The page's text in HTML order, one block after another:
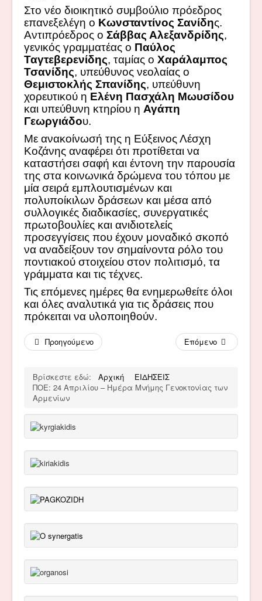
Στο νέο διοικητικό συμβούλιο πρόεδρος
επανεξελέγη ο Κωνσταντίνος Σανίδης.
Αντιπρόεδρος ο Σάββας Αλεξανδρίδης,
γενικός γραμματέας ο Παύλος
Ταγτεβερενίδης, ταμίας ο Χαράλαμπος
Τσανίδης, υπεύθυνος νεολαίας ο
Θεμιστοκλής Σπανίδης, υπεύθυνη
χορευτικού η Ελένη Πασχάλη Μωυσίδου
και υπεύθυνη κτηρίου η Αγάπη
Γεωργιάδου.
Με ανακοίνωσή της η Εύξεινος Λέσχη
Κοζάνης αναφέρει ότι προτίθεται να
καταστήσει σαφή και έντονη την παρουσία
της στα κοινωνικά δρώμενα του τόπου με
μία σειρά εμπλουτισμένων και
πολυποίκιλων δράσεων και μέσα από
συλλογικές διαδικασίες, συνεργατικές
πρωτοβουλίες και ανιδιοτελείς
προσεγγίσεις που έχουν μοναδικό σκοπό
να αναδείξουν τον σημαίνοντα ρόλο του
ποντιακού στοιχείου στον πολιτισμό, τα
γράμματα και τις τέχνες.
Τις επόμενες ημέρες θα ενημερωθείτε όλοι
και όλες αναλυτικά για τις δράσεις που
πρόκειται να υλοποιηθούν.
Προηγούμενο Επόμενο
Βρίσκεστε εδώ: Αρχική
ΕΙΔΗΣΕΙΣ
ΠΟΕ: 24 Απριλίου – Ημέρα Μνήμης Γενοκτονίας των
Αρμενίων